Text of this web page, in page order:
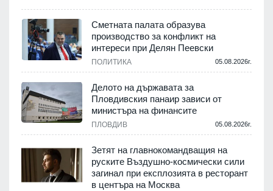
Сметната палата образува
производство за конфликт на
интереси при Делян Пеевски
ПОЛИТИКА 05.08.2026г.
Делото на държавата за
Пловдивския панаир зависи от
министъра на финансите
ПЛОВДИВ 05.08.2026г.
Зетят на главнокомандващия на
руските Въздушно-космически сили
загинал при експлозията в ресторант
в центъра на Москва